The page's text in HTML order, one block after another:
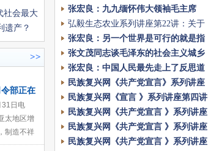
社会最大
遗产？
>>
部正在
日电
太地区增
制造不祥
，驻日
阶级革命战士
张宏良：九九缅怀伟大领袖毛主席
弘毅生态农业系列讲座第22讲：关于
生态农业的十个真相
张宏良：另一个世界是可行的就是指
毛主席带领我们探索的大众政治
张文茂同志谈毛泽东的社会主义城乡
关系发展战略！ ​
张宏良：中国人民最先走上了反思道
路的原因
民族复兴网《共产党宣言》系列讲座
心得交流会郝老师总结讲话
民族复兴网《宣言 》系列讲座第四讲
民族复兴网《共产党宣言 》系列讲座
第三讲
民族复兴网《共产党宣言 》系列讲座
第二讲
民族复兴网《共产党宣言 》系列讲座